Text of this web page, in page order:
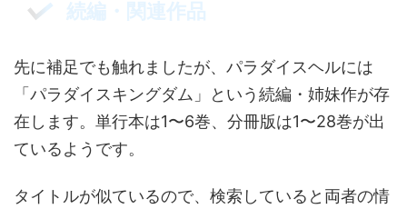
続編・関連作品
先に補足でも触れましたが、パラダイスヘルには
「パラダイスキングダム」という続編・姉妹作が存
在します。単行本は1〜6巻、分冊版は1〜28巻が出
ているようです。
タイトルが似ているので、検索していると両者の情